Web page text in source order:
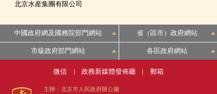
北京水産集團有限公司
中國政府網及國務院部門網站 省（區市）政府網站
市級政府部門網站 各區政府網站
微信 政務新媒體發佈廳 郵箱
主辦：北京市人民政府辦公廳